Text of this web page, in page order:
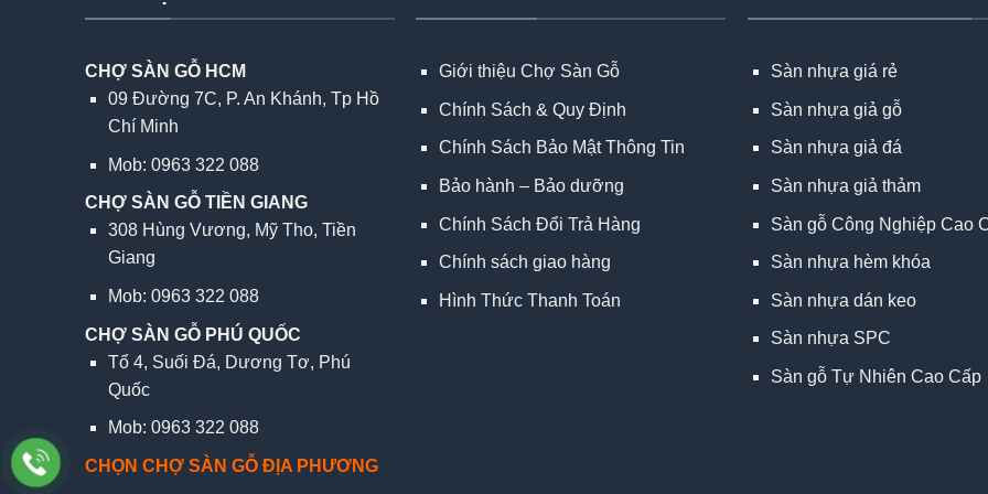
CHỢ SÀN GỖ HCM
09 Đường 7C, P. An Khánh, Tp Hồ
Chí Minh
Mob: 0963 322 088
CHỢ SÀN GỖ TIỀN GIANG
308 Hùng Vương, Mỹ Tho, Tiền
Giang
Mob: 0963 322 088
CHỢ SÀN GỖ PHÚ QUỐC
Tổ 4, Suối Đá, Dương Tơ, Phú
Quốc
Mob: 0963 322 088
CHỌN CHỢ SÀN GỖ ĐỊA PHƯƠNG
Giới thiệu Chợ Sàn Gỗ
Chính Sách & Quy Định
Chính Sách Bảo Mật Thông Tin
Bảo hành – Bảo dưỡng
Chính Sách Đổi Trả Hàng
Chính sách giao hàng
Hình Thức Thanh Toán
Sàn nhựa giá rẻ
Sàn nhựa giả gỗ
Sàn nhựa giả đá
Sàn nhựa giả thảm
Sàn gỗ Công Nghiệp Cao
Sàn nhựa hèm khóa
Sàn nhựa dán keo
Sàn nhựa SPC
Sàn gỗ Tự Nhiên Cao Cấp